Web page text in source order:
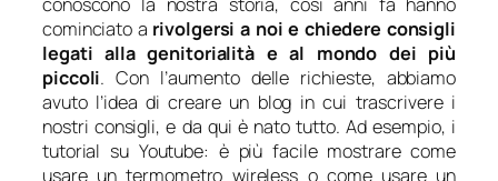
cominciato a rivolgersi a noi e chiedere consigli
legati alla genitorialità e al mondo dei più
piccoli. Con l’aumento delle richieste, abbiamo
avuto l’idea di creare un blog in cui trascrivere i
nostri consigli, e da qui è nato tutto. Ad esempio, i
tutorial su Youtube: è più facile mostrare come
usare un termometro wireless o come usare un